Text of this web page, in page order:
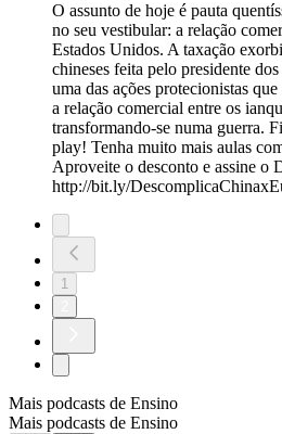
O assunto de hoje é pauta
no seu vestibular: a relação
Estados Unidos. A taxação
chineses feita pelo presidente
uma das ações protecionistas
a relação comercial entre os
transformando-se numa guerra.
play! Tenha muito mais aulas
Aproveite o desconto e assine o
http://bit.ly/
1
Mais podcasts de Ensino
Mais podcasts de Ensino